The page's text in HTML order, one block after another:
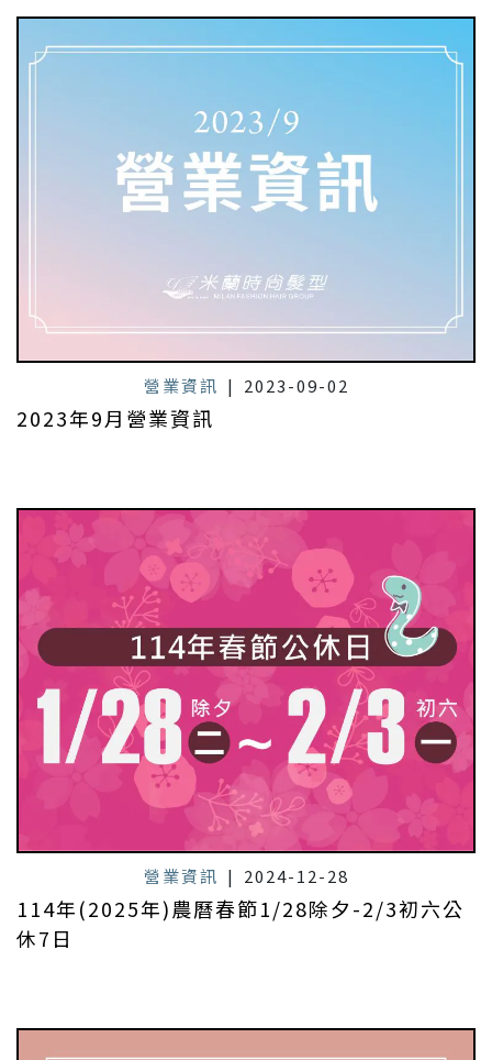
營業資訊 | 2023-09-02
2023年9月營業資訊
營業資訊 | 2024-12-28
114年(2025年)農曆春節1/28除夕-2/3初六公
休7日